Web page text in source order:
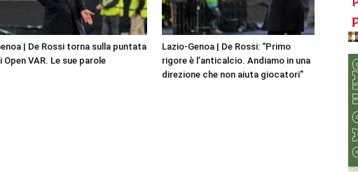
| De Rossi torna sulla puntata
Open VAR. Le sue parole
Lazio-Genoa | De Rossi: “Primo
rigore è l’anticalcio. Andiamo in una
direzione che non aiuta giocatori”